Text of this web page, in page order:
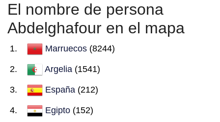
El nombre de persona
Abdelghafour en el mapa
Marruecos (8244)
Argelia (1541)
España (212)
Egipto (152)